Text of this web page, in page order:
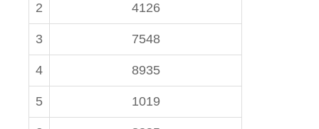
2 4126
3 7548
4 8935
5 1019